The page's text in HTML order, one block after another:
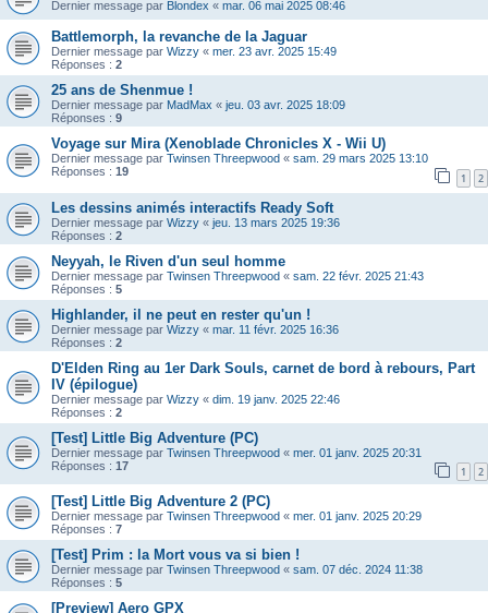
Dernier message par Blondex « mar. 06 mai 2025 08:46
Battlemorph, la revanche de la Jaguar
Dernier message par Wizzy « mer. 23 avr. 2025 15:49
Réponses : 2
25 ans de Shenmue !
Dernier message par MadMax « jeu. 03 avr. 2025 18:09
Réponses : 9
Voyage sur Mira (Xenoblade Chronicles X - Wii U)
Dernier message par Twinsen Threepwood « sam. 29 mars 2025 13:10
Réponses : 19 1 2
Les dessins animés interactifs Ready Soft
Dernier message par Wizzy « jeu. 13 mars 2025 19:36
Réponses : 2
Neyyah, le Riven d'un seul homme
Dernier message par Twinsen Threepwood « sam. 22 févr. 2025 21:43
Réponses : 5
Highlander, il ne peut en rester qu'un !
Dernier message par Wizzy « mar. 11 févr. 2025 16:36
Réponses : 2
D'Elden Ring au 1er Dark Souls, carnet de bord à rebours, Part
IV (épilogue)
Dernier message par Wizzy « dim. 19 janv. 2025 22:46
Réponses : 2
[Test] Little Big Adventure (PC)
Dernier message par Twinsen Threepwood « mer. 01 janv. 2025 20:31
Réponses : 17 1 2
[Test] Little Big Adventure 2 (PC)
Dernier message par Twinsen Threepwood « mer. 01 janv. 2025 20:29
Réponses : 7
[Test] Prim : la Mort vous va si bien !
Dernier message par Twinsen Threepwood « sam. 07 déc. 2024 11:38
Réponses : 5
[Preview] Aero GPX